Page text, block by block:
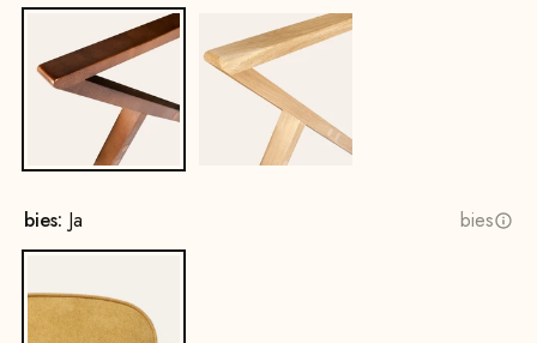
Beukenhout, notenhoutbeitsEikenhout, naturel
bies: Ja bies